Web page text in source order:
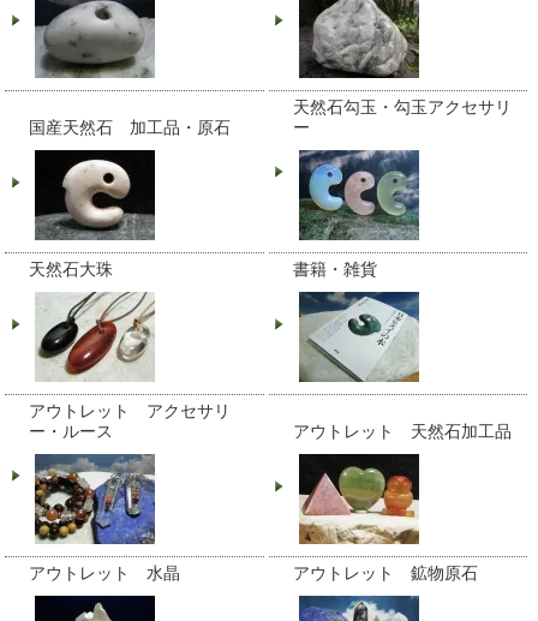
国産天然石 加工品・原石
天然石勾玉・勾玉アクセサリ
ー
天然石大珠 書籍・雑貨
アウトレット アクセサリ
ー・ルース
アウトレット 天然石加工品
アウトレット 水晶 アウトレット 鉱物原石